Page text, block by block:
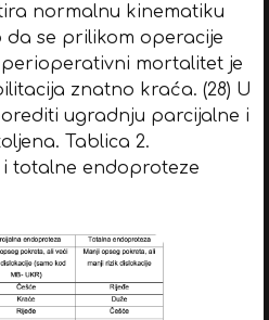
normalnu kinematiku
da se prilikom operacije
mortalitet je
znatno kraća. (28) U
ugradnju parcijalne i
Tablica 2.
totalne endoproteze